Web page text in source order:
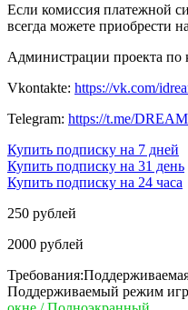
Если комиссия платежной
всегда можете приобрести
Администрации проекта по
Vkontakte: https://vk.com/
Telegram: https://t.me/
Купить подписку на 7 дней
Купить подписку на 31 день
Купить подписку на 24 часа
250 рублей
2000 рублей
Поддерживаемый режим